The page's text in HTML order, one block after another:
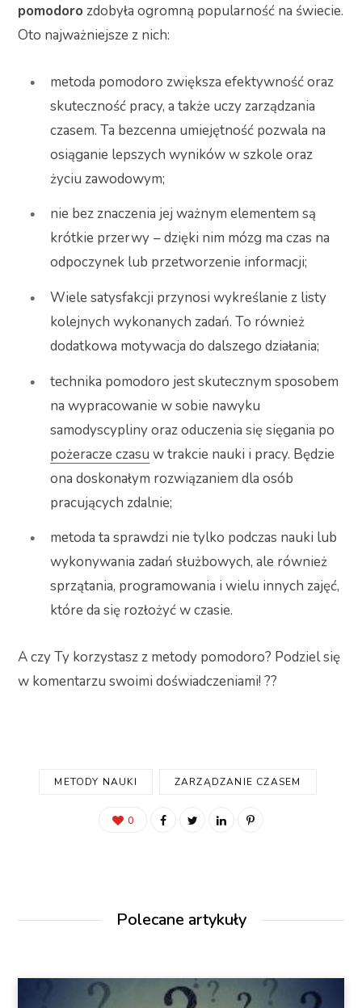
pomodoro zdobyła ogromną popularność na świecie.
Oto najważniejsze z nich:
metoda pomodoro zwiększa efektywność oraz
skuteczność pracy, a także uczy zarządzania
czasem. Ta bezcenna umiejętność pozwala na
osiąganie lepszych wyników w szkole oraz
życiu zawodowym;
nie bez znaczenia jej ważnym elementem są
krótkie przerwy – dzięki nim mózg ma czas na
odpoczynek lub przetworzenie informacji;
Wiele satysfakcji przynosi wykreślanie z listy
kolejnych wykonanych zadań. To również
dodatkowa motywacja do dalszego działania;
technika pomodoro jest skutecznym sposobem
na wypracowanie w sobie nawyku
samodyscypliny oraz oduczenia się sięgania po
pożeracze czasu w trakcie nauki i pracy. Będzie
ona doskonałym rozwiązaniem dla osób
pracujących zdalnie;
metoda ta sprawdzi nie tylko podczas nauki lub
wykonywania zadań służbowych, ale również
sprzątania, programowania i wielu innych zajęć,
które da się rozłożyć w czasie.
A czy Ty korzystasz z metody pomodoro? Podziel się
w komentarzu swoimi doświadczeniami! ??
METODY NAUKI ZARZĄDZANIE CZASEM
0
Polecane artykuły